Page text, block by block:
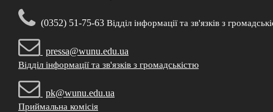
(0352) 51-75-63 Відділ інформації та зв'язків з
pressa@wunu.edu.ua
Відділ інформації та зв'язків з громадськістю
pk@wunu.edu.ua
Приймальна комісія